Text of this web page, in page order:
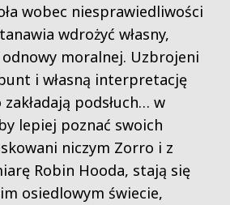
wobec niesprawiedliwości
wdrożyć własny,
moralnej. Uzbrojeni
i własną interpretację
podsłuch… w
lepiej poznać swoich
niczym Zorro i z
Robin Hooda, stają się
osiedlowym świecie,